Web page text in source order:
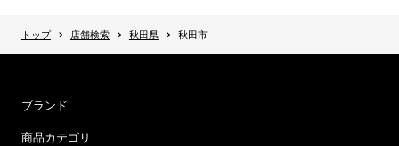
トップ 店舗検索 秋田県 秋田市
ブランド
商品カテゴリ